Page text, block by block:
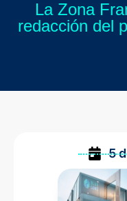
La Zona
redacción del
5